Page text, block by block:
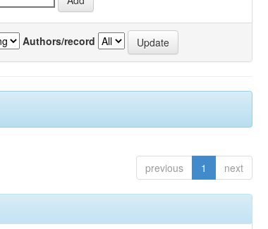
Authors/record
previous 1 next